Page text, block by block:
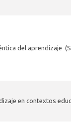
del aprendizaje
en contextos